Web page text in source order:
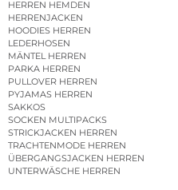
HERREN HEMDEN
HERRENJACKEN
HOODIES HERREN
LEDERHOSEN
MÄNTEL HERREN
PARKA HERREN
PULLOVER HERREN
PYJAMAS HERREN
SAKKOS
SOCKEN MULTIPACKS
STRICKJACKEN HERREN
TRACHTENMODE HERREN
ÜBERGANGSJACKEN HERREN
UNTERWÄSCHE HERREN